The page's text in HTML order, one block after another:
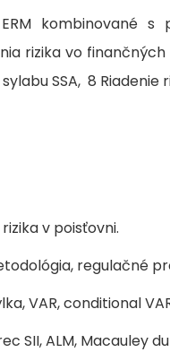
kombinované s
rizika vo
SSA, 8 Riadenie
v poisťovni.
regulačné
VAR, conditional
SII, ALM, Macauley